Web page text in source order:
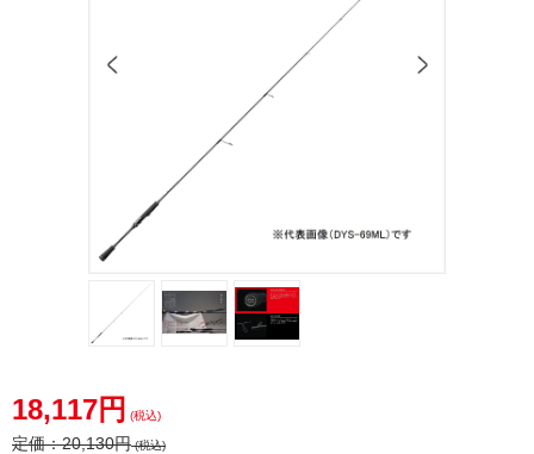
18,117円 (税込)
定価：20,130円(税込)